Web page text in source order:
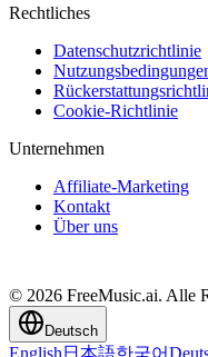
Rechtliches
Datenschutzrichtlinie
Cookie-Richtlinie
Unternehmen
Affiliate-Marketing
Kontakt
Über uns
© 2026 FreeMusic.ai. Alle
Deutsch